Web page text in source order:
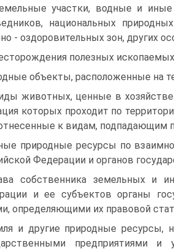
участки, водные и
национальных
- оздоровительных зон, других
полезных
объекты, расположенные на
животных, ценные в
которых проходит по
к видам, подпадающим
природные ресурсы по
Федерации и органов
собственника земельных и
и ее субъектов органы
опре­деляющими их правовой
и другие природные ресурсы,
предприятиями